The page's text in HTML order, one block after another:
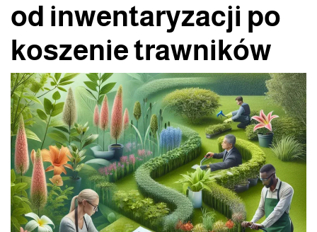
od inwentaryzacji po
koszenie trawników